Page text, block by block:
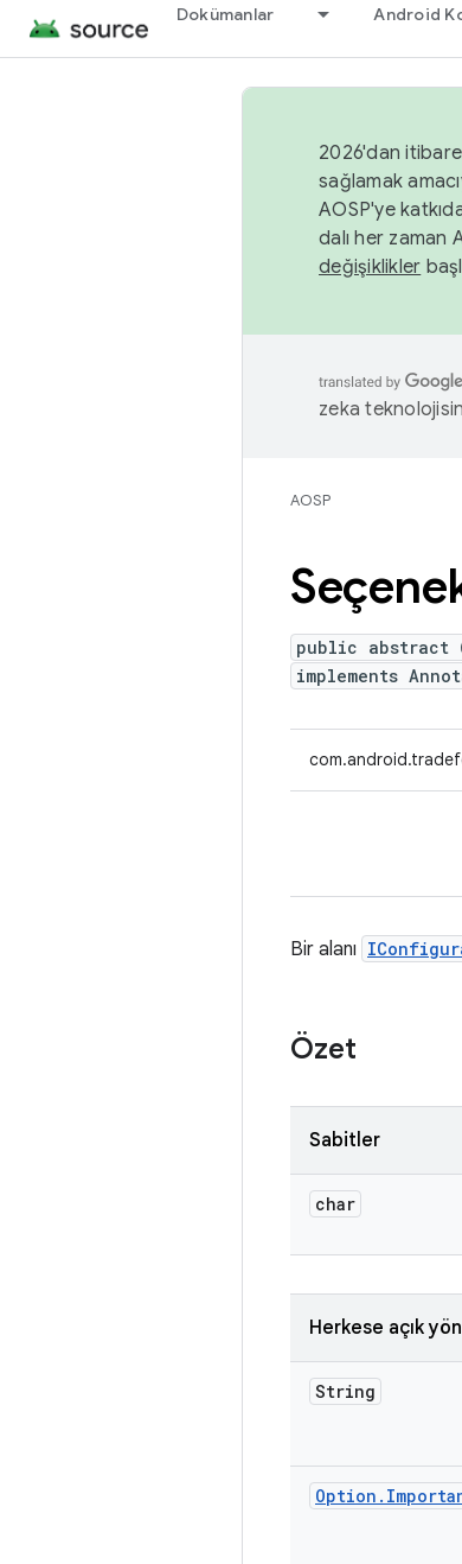
Dokümanlar Android
2026'dan
sağlamak
AOSP'ye
dalı her zaman
değişiklikler
zeka
AOSP
public abstract
implements
Bir alanı
Özet
Sabitler
char
Herkese açık
String
Option .